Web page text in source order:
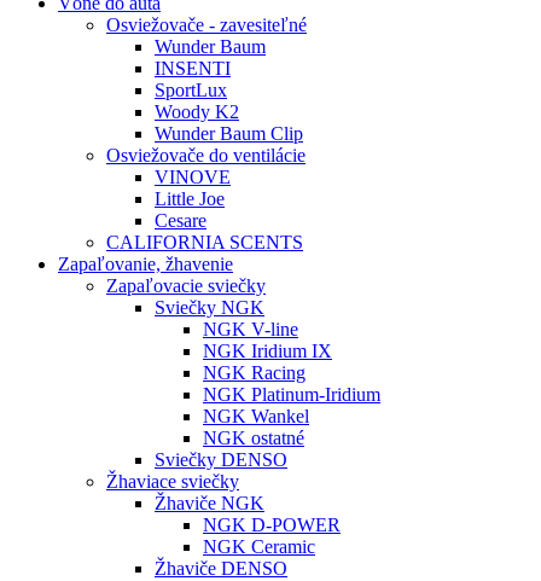
Osviežovače - zavesiteľné
Wunder Baum
INSENTI
SportLux
Woody K2
Wunder Baum Clip
Osviežovače do ventilácie
VINOVE
Little Joe
Cesare
CALIFORNIA SCENTS
Zapaľovanie, žhavenie
Zapaľovacie sviečky
Sviečky NGK
NGK V-line
NGK Iridium IX
NGK Racing
NGK Platinum-Iridium
NGK Wankel
NGK ostatné
Sviečky DENSO
Žhaviace sviečky
Žhaviče NGK
NGK D-POWER
NGK Ceramic
Žhaviče DENSO